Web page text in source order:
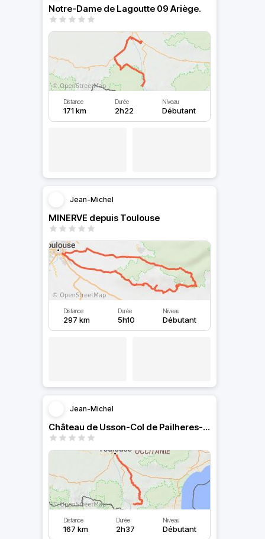
Notre-Dame de Lagoutte 09 Ariège.
Distance
171 km
Durée
2h22
Niveau
Débutant
Jean-Michel
MINERVE depuis Toulouse
Distance
297 km
Durée
5h10
Niveau
Débutant
Jean-Michel
Château de Usson-Col de Pailheres-Corniche D29
Distance
167 km
Durée
2h37
Niveau
Débutant